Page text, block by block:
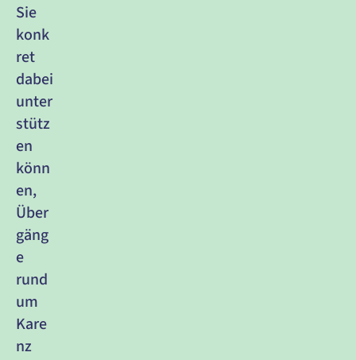
Sie
konk
ret
dabei
unter
stütz
en
könn
en,
Über
gäng
e
rund
um
Kare
nz